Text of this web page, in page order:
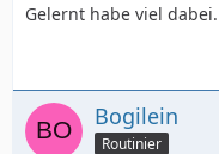
Gelernt habe viel dabei.
Bogilein
Routinier